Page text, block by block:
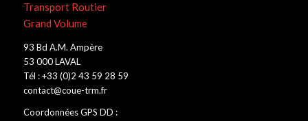
Transport Routier
Grand Volume
93 Bd A.M. Ampère
53 000 LAVAL
Tél : +33 (0)2 43 59 28 59
contact@coue-trm.fr
Coordonnées GPS DD :